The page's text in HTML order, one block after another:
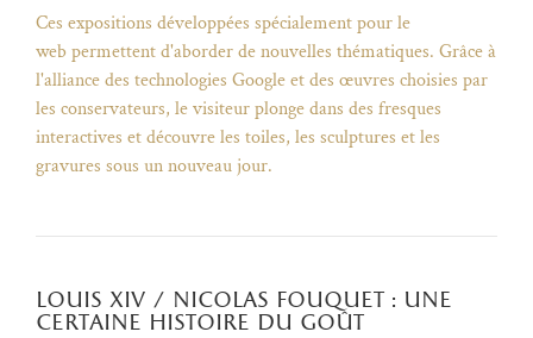
Ces expositions développées spécialement pour le
web permettent d'aborder de nouvelles thématiques. Grâce à
l'alliance des technologies Google et des œuvres choisies par
les conservateurs, le visiteur plonge dans des fresques
interactives et découvre les toiles, les sculptures et les
gravures sous un nouveau jour.
louis xiv / nicolas fouquet : une
certaine histoire du goût